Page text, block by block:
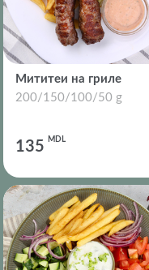
Мититеи на гриле
200/150/100/50 g
135 MDL